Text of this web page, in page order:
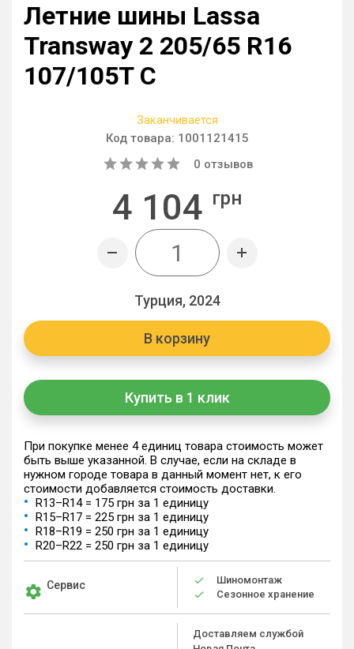
Летние шины Lassa
Transway 2 205/65 R16
107/105T C
Заканчивается
Код товара: 1001121415
0 отзывов
4 104 грн
Турция, 2024
В корзину
Купить в 1 клик
При покупке менее 4 единиц товара стоимость может
быть выше указанной. В случае, если на складе в
нужном городе товара в данный момент нет, к его
стоимости добавляется стоимость доставки.
R13–R14 = 175 грн за 1 единицу
R15–R17 = 225 грн за 1 единицу
R18–R19 = 250 грн за 1 единицу
R20–R22 = 250 грн за 1 единицу
Сервис
Шиномонтаж
Сезонное хранение
Доставляем службой